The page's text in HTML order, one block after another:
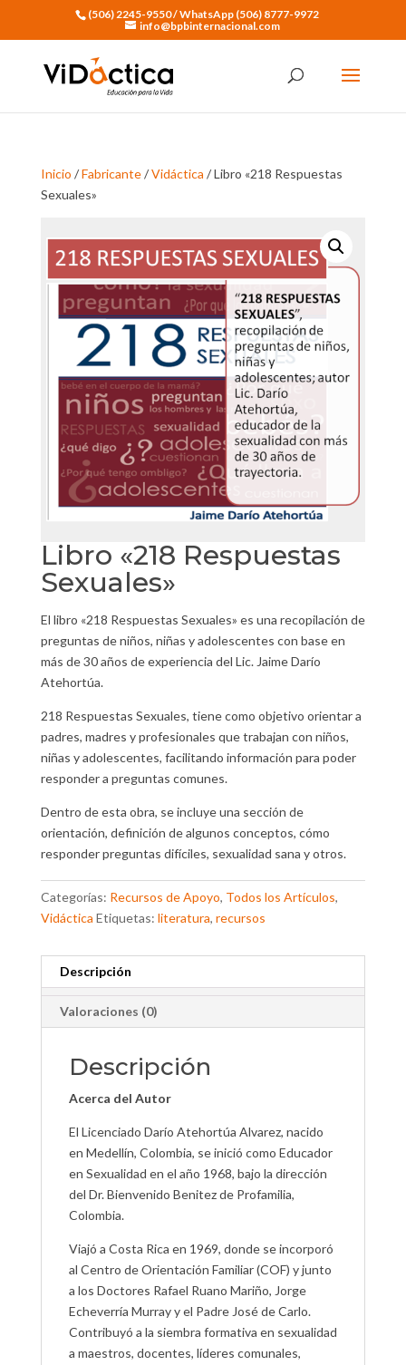
(506) 2245-9550 / WhatsApp (506) 8777-9972
info@bpbinternacional.com
Inicio /Fabricante/Vidáctica / Libro «218 Respuestas
Sexuales»
Libro «218 Respuestas
Sexuales»
El libro «218 Respuestas Sexuales» es una recopilación de
preguntas de niños, niñas y adolescentes con base en
más de 30 años de experiencia del Lic. Jaime Darío
Atehortúa.
218 Respuestas Sexuales, tiene como objetivo orientar a
padres, madres y profesionales que trabajan con niños,
niñas y adolescentes, facilitando información para poder
responder a preguntas comunes.
Dentro de esta obra, se incluye una sección de
orientación, definición de algunos conceptos, cómo
responder preguntas difíciles, sexualidad sana y otros.
Categorías: Recursos de Apoyo, Todos los Artículos,
Vidáctica Etiquetas: literatura, recursos
Descripción
Valoraciones (0)
Descripción
Acerca del Autor
El Licenciado Darío Atehortúa Alvarez, nacido
en Medellín, Colombia, se inició como Educador
en Sexualidad en el año 1968, bajo la dirección
del Dr. Bienvenido Benitez de Profamilia,
Colombia.
Viajó a Costa Rica en 1969, donde se incorporó
al Centro de Orientación Familiar (COF) y junto
a los Doctores Rafael Ruano Mariño, Jorge
Echeverría Murray y el Padre José de Carlo.
Contribuyó a la siembra formativa en sexualidad
a maestros, docentes, líderes comunales,